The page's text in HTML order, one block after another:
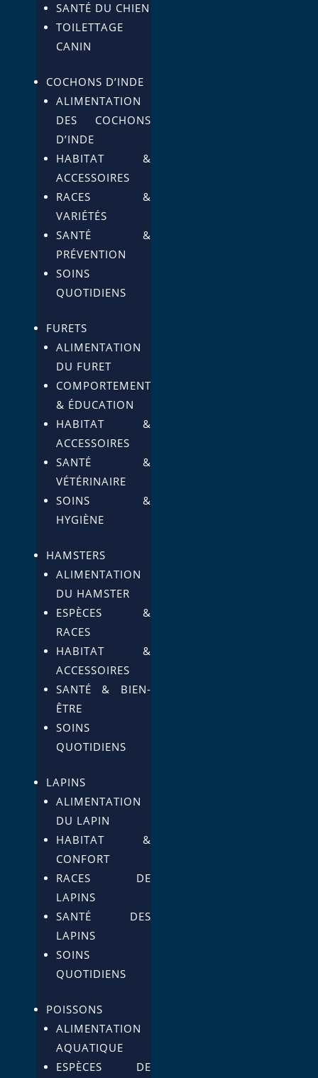
SANTÉ DU CHIEN
TOILETTAGE
CANIN
COCHONS D’INDE
ALIMENTATION
DES COCHONS
D’INDE
HABITAT &
ACCESSOIRES
RACES &
VARIÉTÉS
SANTÉ &
PRÉVENTION
SOINS
QUOTIDIENS
FURETS
ALIMENTATION
DU FURET
COMPORTEMENT
& ÉDUCATION
HABITAT &
ACCESSOIRES
SANTÉ &
VÉTÉRINAIRE
SOINS &
HYGIÈNE
HAMSTERS
ALIMENTATION
DU HAMSTER
ESPÈCES &
RACES
HABITAT &
ACCESSOIRES
SANTÉ & BIEN-
ÊTRE
SOINS
QUOTIDIENS
LAPINS
ALIMENTATION
DU LAPIN
HABITAT &
CONFORT
RACES DE
LAPINS
SANTÉ DES
LAPINS
SOINS
QUOTIDIENS
POISSONS
ALIMENTATION
AQUATIQUE
ESPÈCES DE